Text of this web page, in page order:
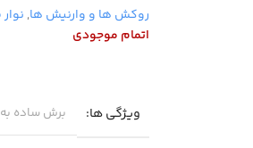
روکش ها و وارنیش ها,
اتمام موجودی
ویژگی ها برش ساده